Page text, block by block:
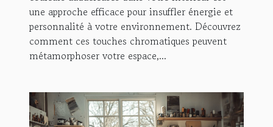
une approche efficace pour insuffler énergie et
personnalité à votre environnement. Découvrez
comment ces touches chromatiques peuvent
métamorphoser votre espace,...